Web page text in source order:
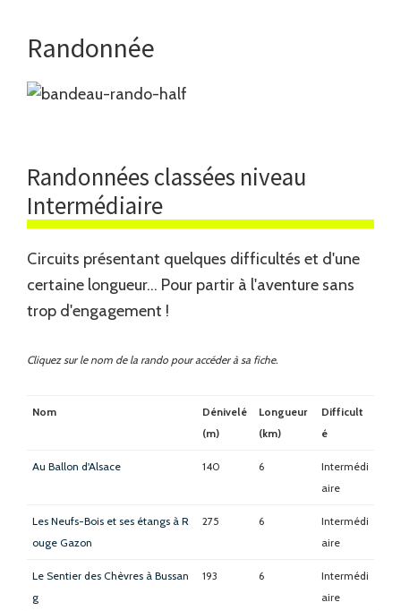
Randonnée
Randonnées classées niveau
Intermédiaire
Circuits présentant quelques difficultés et d'une
certaine longueur... Pour partir à l'aventure sans
trop d'engagement !
Cliquez sur le nom de la rando pour accéder à sa fiche.
Nom
Dénivelé
(m)
Longueur
(km)
Difficult
é
Au Ballon d'Alsace 140 6
Intermédi
aire
Les Neufs-Bois et ses étangs à R
ouge Gazon
275 6
Intermédi
aire
Le Sentier des Chèvres à Bussan
g
193 6
Intermédi
aire